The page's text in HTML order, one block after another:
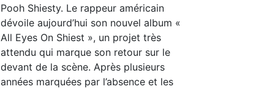
Pooh Shiesty. Le rappeur américain
dévoile aujourd’hui son nouvel album «
All Eyes On Shiest », un projet très
attendu qui marque son retour sur le
devant de la scène. Après plusieurs
années marquées par l’absence et les